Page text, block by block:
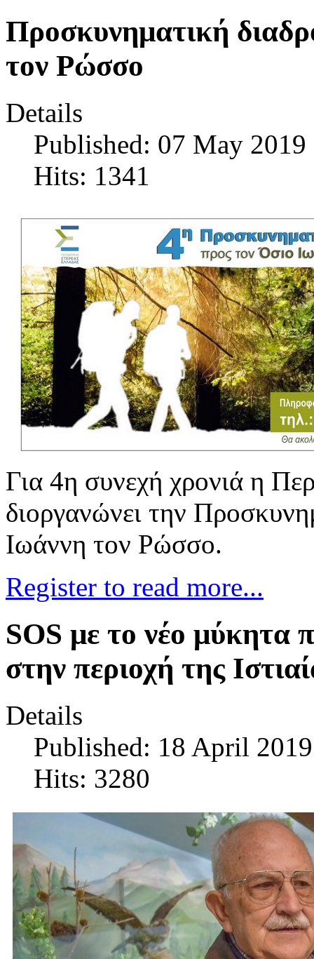
Προσκυνηματική
τον Ρώσσο
Details
Published: 07 May 2019
Hits: 1341
Για 4η συνεχή χρονιά η
διοργανώνει την
Ιωάννη τον Ρώσσο.
Register to read more...
SOS με το νέο μύκητα
στην περιοχή της
Details
Published: 18 April 2019
Hits: 3280